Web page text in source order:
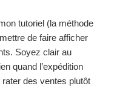
tutoriel (la méthode
de faire afficher
Soyez clair au
quand l’expédition
des ventes plutôt